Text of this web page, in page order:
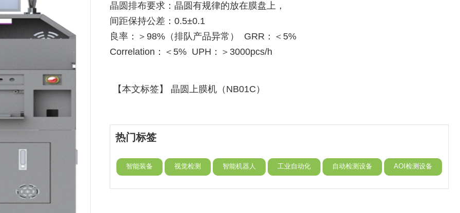
晶圆排布要求：晶圆有规律的放在膜盘上，
间距保持公差：0.5±0.1
良率：＞98%（排队产品异常） GRR：＜5%
Correlation：＜5% UPH：＞3000pcs/h
【本文标签】 晶圆上膜机（NB01C）
热门标签
智能装备 视觉检测 智能机器人 工业自动化 自动检测设备 AOI检测设备